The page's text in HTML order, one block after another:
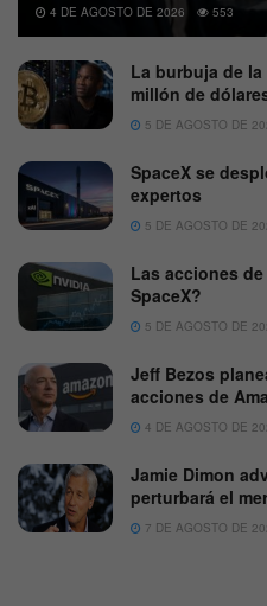
4 DE AGOSTO DE 2026 553
La burbuja de
millón de
5 DE AGOSTO DE
SpaceX se
expertos
5 DE AGOSTO DE
Las acciones
SpaceX?
5 DE AGOSTO DE
Jeff Bezos
acciones de
4 DE AGOSTO DE
Jamie Dimon
perturbará el
7 DE AGOSTO DE